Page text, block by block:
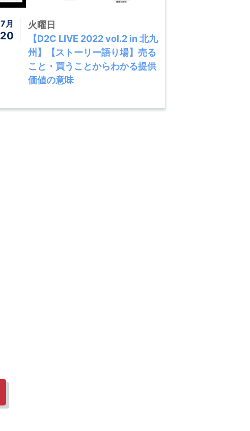
7月
20
火曜日
【D2C LIVE 2022 vol.2 in 北九
州】【ストーリー語り場】売る
こと・買うことからわかる提供
価値の意味